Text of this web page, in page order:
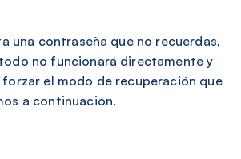
una contraseña que no recuerdas,
no funcionará directamente y
forzar el modo de recuperación que
a continuación.